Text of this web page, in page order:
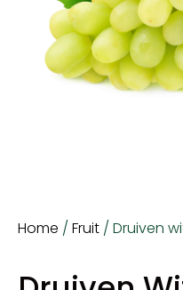
Home / Fruit / Druiven